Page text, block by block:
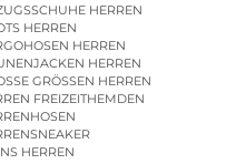
HERREN
HERREN
HERREN
HERREN
GRÖSSEN HERREN
FREIZEITHEMDEN
HERREN